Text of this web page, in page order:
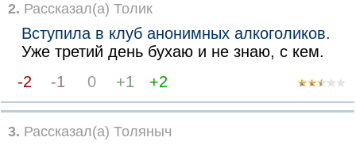
2. Рассказал(а) Толик
Вступила в клуб анонимных алкоголиков.
Уже третий день бухаю и не знаю, с кем.
-2
-1 0 +1 +2
3. Рассказал(а) Толяныч